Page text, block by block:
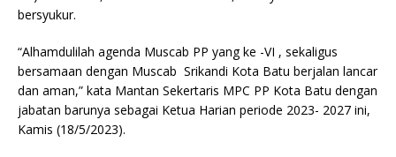
bersyukur.
“Alhamdulilah agenda Muscab PP yang ke -VI , sekaligus
bersamaan dengan Muscab Srikandi Kota Batu berjalan lancar
dan aman,” kata Mantan Sekertaris MPC PP Kota Batu dengan
jabatan barunya sebagai Ketua Harian periode 2023- 2027 ini,
Kamis (18/5/2023).